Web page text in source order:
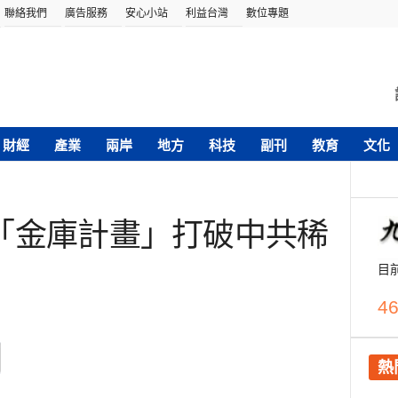
聯絡我們 廣告服務 安心小站 利益台灣 數位專題
財經 產業 兩岸 地方 科技 副刊 教育 文化
金庫計畫」打破中共稀
目
熱